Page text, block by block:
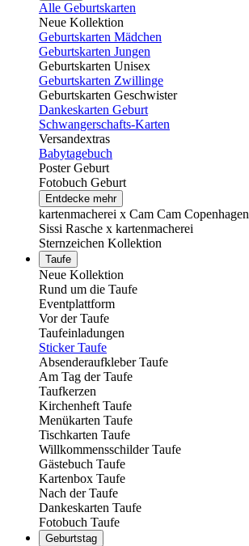
Alle Geburtskarten
Neue Kollektion
Geburtskarten Mädchen
Geburtskarten Jungen
Geburtskarten Unisex
Geburtskarten Zwillinge
Geburtskarten Geschwister
Dankeskarten Geburt
Schwangerschafts-Karten
Versandextras
Babytagebuch
Poster Geburt
Fotobuch Geburt
Entdecke mehr
kartenmacherei x Cam Cam Copenhagen
Sissi Rasche x kartenmacherei
Sternzeichen Kollektion
Taufe
Neue Kollektion
Rund um die Taufe
Eventplattform
Vor der Taufe
Taufeinladungen
Sticker Taufe
Absenderaufkleber Taufe
Am Tag der Taufe
Taufkerzen
Kirchenheft Taufe
Menükarten Taufe
Tischkarten Taufe
Willkommensschilder Taufe
Gästebuch Taufe
Kartenbox Taufe
Nach der Taufe
Dankeskarten Taufe
Fotobuch Taufe
Geburtstag